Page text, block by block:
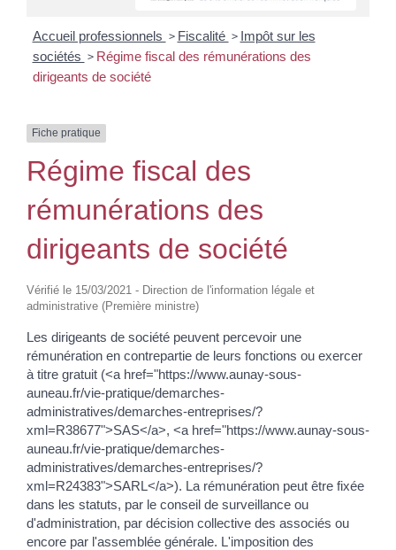
Accueil professionnels > Fiscalité > Impôt sur les
sociétés > Régime fiscal des rémunérations des
dirigeants de société
Fiche pratique
Régime fiscal des
rémunérations des
dirigeants de société
Vérifié le 15/03/2021 - Direction de l'information légale et
administrative (Première ministre)
Les dirigeants de société peuvent percevoir une
rémunération en contrepartie de leurs fonctions ou exercer
à titre gratuit (<a href="https://www.aunay-sous-
auneau.fr/vie-pratique/demarches-
administratives/demarches-entreprises/?
xml=R38677">SAS</a>, <a href="https://www.aunay-sous-
auneau.fr/vie-pratique/demarches-
administratives/demarches-entreprises/?
xml=R24383">SARL</a>). La rémunération peut être fixée
dans les statuts, par le conseil de surveillance ou
d'administration, par décision collective des associés ou
encore par l'assemblée générale. L'imposition des